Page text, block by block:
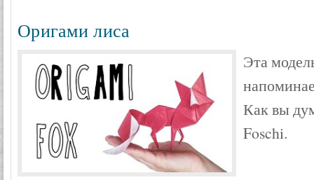
Оригами лиса
Эта
Как вы
Foschi.